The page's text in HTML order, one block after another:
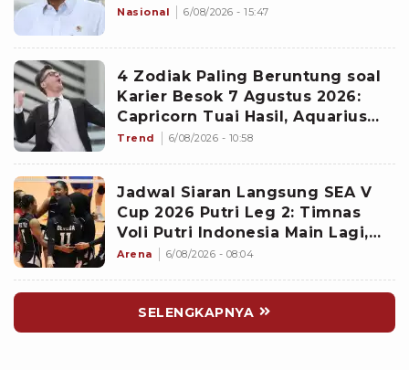
Nasional 6/08/2026 - 15:47
4 Zodiak Paling Beruntung soal
Karier Besok 7 Agustus 2026:
Capricorn Tuai Hasil, Aquarius
Mencuri Perhatian Atasan
Trend 6/08/2026 - 10:58
Jadwal Siaran Langsung SEA V
Cup 2026 Putri Leg 2: Timnas
Voli Putri Indonesia Main Lagi,
Langsung Hadapi Vietnam
Arena 6/08/2026 - 08:04
SELENGKAPNYA